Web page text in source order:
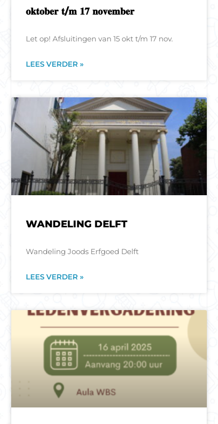
𝐨𝐤𝐭𝐨𝐛𝐞𝐫 𝐭/𝐦 𝟏𝟕 𝐧𝐨𝐯𝐞𝐦𝐛𝐞𝐫
Let op! Afsluitingen van 15 okt t/m 17 nov.
LEES VERDER »
WANDELING DELFT
Wandeling Joods Erfgoed Delft
LEES VERDER »